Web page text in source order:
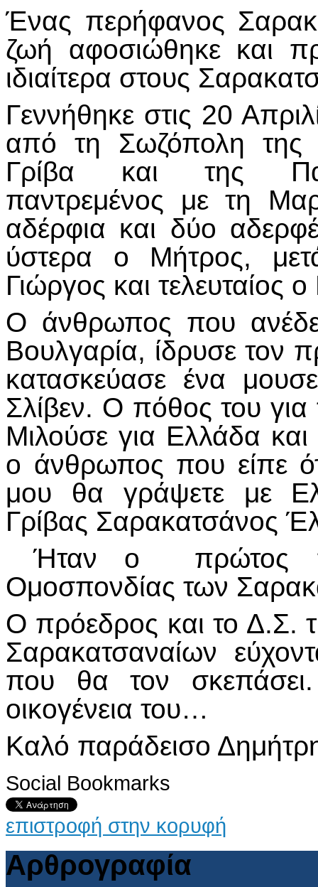
Ένας περήφανος
ζωή αφοσιώθηκε και
ιδιαίτερα στους
Γεννήθηκε στις 20
από τη Σωζόπολη της
Γρίβα και της
παντρεμένος με τη
αδέρφια και δύο
ύστερα ο Μήτρος,
Γιώργος και τελευταίος
Ο άνθρωπος που
Βουλγαρία, ίδρυσε τον
κατασκεύασε ένα
Σλίβεν. Ο πόθος του για
Μιλούσε για Ελλάδα
ο άνθρωπος που είπε
μου θα γράψετε με
Γρίβας Σαρακατσάνος
Ήταν ο πρώτος
Ομοσπονδίας των
Ο πρόεδρος και το Δ.Σ.
Σαρακατσαναίων
που θα τον
οικογένεια του…
Καλό παράδεισο
Social Bookmarks
επιστροφή στην κορυφή
Αρθρογραφία